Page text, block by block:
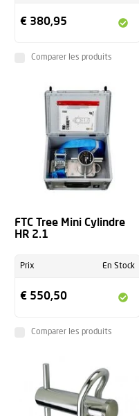
€ 380,95
Comparer les produits
FTC Tree Mini Cylindre
HR 2.1
Prix En Stock
€ 550,50
Comparer les produits